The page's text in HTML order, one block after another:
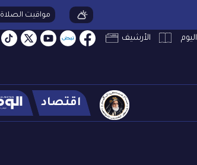
مواقيت الصلاة
الأرشيف
اقتصاد